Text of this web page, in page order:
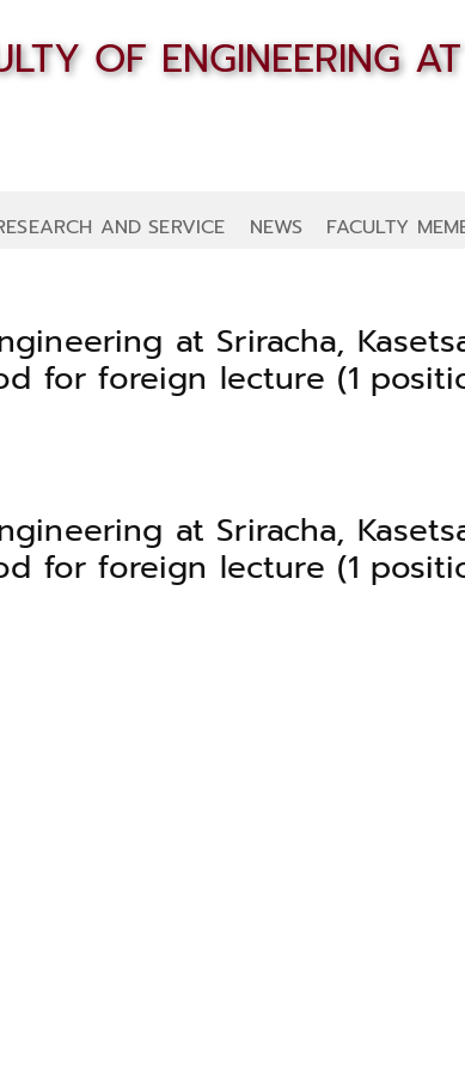
AND SERVICE NEWS FACULTY
at Sriracha,
for foreign lecture (1
at Sriracha,
for foreign lecture (1